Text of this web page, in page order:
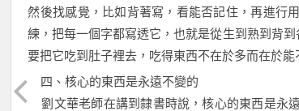
然後找感覺，比如背著寫，看能否記住，再進行
練，把每一個字都寫透它，也就是從生到熟到背
要把它吃到肚子裡去，吃得東西不在於多而在於能
四、核心的東西是永遠不變的
劉文華老師在講到隸書時說，核心的東西是永